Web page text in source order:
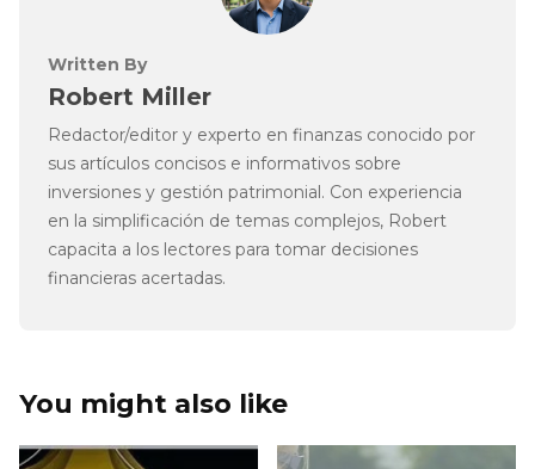
Written By
Robert Miller
Redactor/editor y experto en finanzas conocido por
sus artículos concisos e informativos sobre
inversiones y gestión patrimonial. Con experiencia
en la simplificación de temas complejos, Robert
capacita a los lectores para tomar decisiones
financieras acertadas.
You might also like